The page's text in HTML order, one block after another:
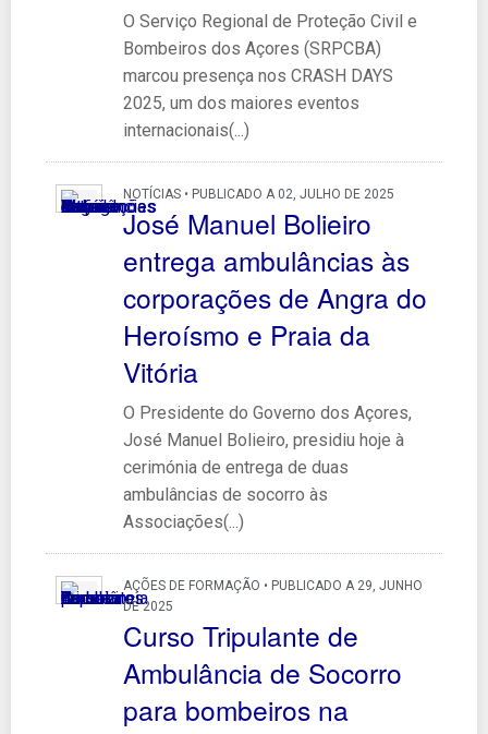
O Serviço Regional de Proteção Civil e
Bombeiros dos Açores (SRPCBA)
marcou presença nos CRASH DAYS
2025, um dos maiores eventos
internacionais(...)
NOTÍCIAS • PUBLICADO A 02, JULHO DE 2025
José Manuel Bolieiro
entrega ambulâncias às
corporações de Angra do
Heroísmo e Praia da
Vitória
O Presidente do Governo dos Açores,
José Manuel Bolieiro, presidiu hoje à
cerimónia de entrega de duas
ambulâncias de socorro às
Associações(...)
AÇÕES DE FORMAÇÃO • PUBLICADO A 29, JUNHO
DE 2025
Curso Tripulante de
Ambulância de Socorro
para bombeiros na